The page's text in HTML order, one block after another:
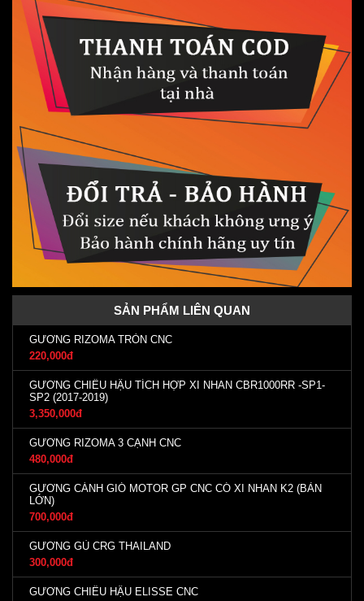
SẢN PHẨM LIÊN QUAN
GƯƠNG RIZOMA TRÒN CNC
220,000đ
GƯƠNG CHIẾU HẬU TÍCH HỢP XI NHAN CBR1000RR -SP1-
SP2 (2017-2019)
3,350,000đ
GƯƠNG RIZOMA 3 CẠNH CNC
480,000đ
GƯƠNG CÁNH GIÓ MOTOR GP CNC CÓ XI NHAN K2 (BẢN
LỚN)
700,000đ
GƯƠNG GÙ CRG THAILAND
300,000đ
GƯƠNG CHIẾU HẬU ELISSE CNC